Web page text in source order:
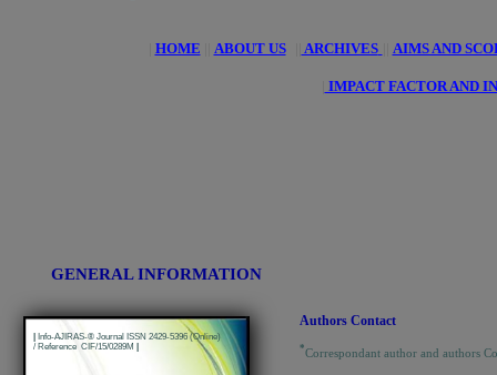
GENERAL INFORMATION
HOME ABOUT US ARCHIVES AIMS AND
IMPACT FACTOR AND
Info-AJIRAS-® Journal ISSN 2429-5396 (Online)
/ Reference CIF/15/0289M
Authors Contact
*Correspondant author and authors